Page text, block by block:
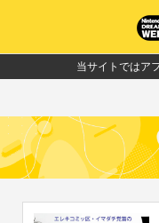
当サイトではア